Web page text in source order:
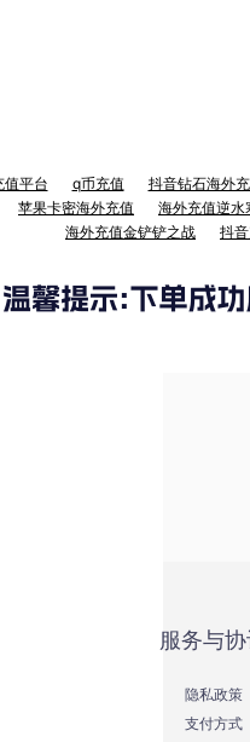
值平台 q币充值
抖音钻石海外
苹果卡密海外充值
海外充值逆水
海外充值金铲铲之战
抖
服务与
隐私政策
支付方式